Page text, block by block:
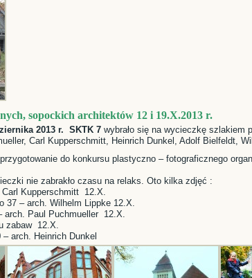
sopockich architektów 12 i 19.X.2013 r.
2013 r. SKTK 7 wybrało się na wycieczkę szlakiem
Carl Kupperschmitt, Heinrich Dunkel, Adolf Bielfeldt,
do konkursu plastyczno – fotograficznego
nie zabrakło czasu na relaks. Oto kilka zdjęć :
Kupperschmitt 12.X.
37 – arch. Wilhelm Lippke 12.X.
Paul Puchmueller 12.X.
zabaw 12.X.
arch. Heinrich Dunkel